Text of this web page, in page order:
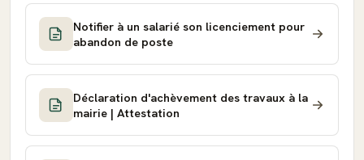
Notifier à un salarié son licenciement pour
abandon de poste
Déclaration d'achèvement des travaux à la
mairie | Attestation